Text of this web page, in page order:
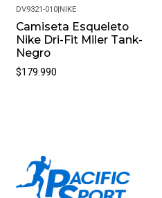
DV9321-010|NIKE
Camiseta Esqueleto
Nike Dri-Fit Miler Tank-
Negro
$179.990